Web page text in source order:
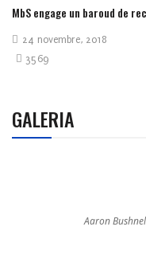
MbS engage un baroud de
24 novembre, 2018
3569
GALERIA
Aaron